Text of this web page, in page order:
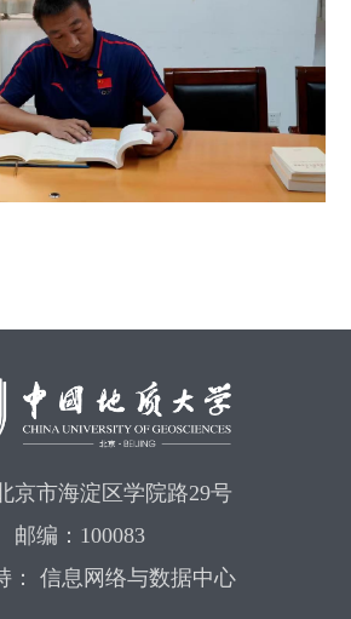
京市海淀区学院路29号
邮编：100083
： 信息网络与数据中心